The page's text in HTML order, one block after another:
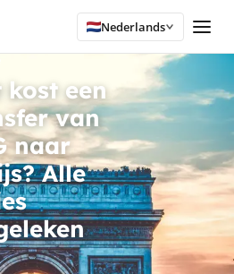
Nederlands
kost een
van
naar
Alle